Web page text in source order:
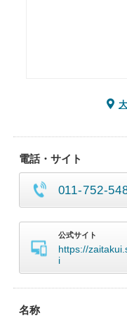
電話・サイト
011-752-
公式サイト
https://
i
名称